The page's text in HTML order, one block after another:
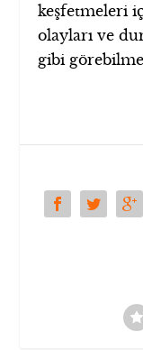
keşfetmeleri
olayları ve
gibi